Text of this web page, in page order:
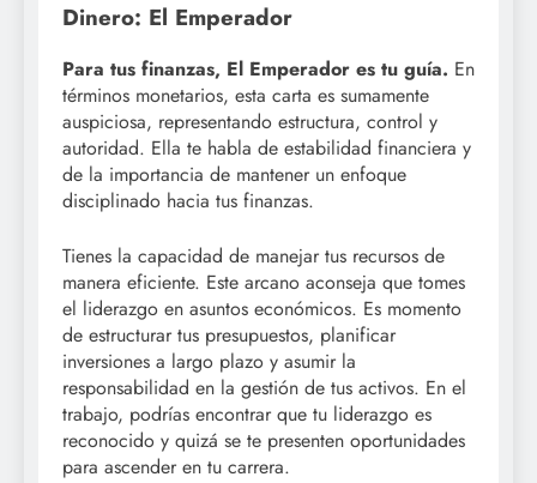
Dinero: El Emperador
Para tus finanzas, El Emperador es tu guía. En
términos monetarios, esta carta es sumamente
auspiciosa, representando estructura, control y
autoridad. Ella te habla de estabilidad financiera y
de la importancia de mantener un enfoque
disciplinado hacia tus finanzas.
Tienes la capacidad de manejar tus recursos de
manera eficiente. Este arcano aconseja que tomes
el liderazgo en asuntos económicos. Es momento
de estructurar tus presupuestos, planificar
inversiones a largo plazo y asumir la
responsabilidad en la gestión de tus activos. En el
trabajo, podrías encontrar que tu liderazgo es
reconocido y quizá se te presenten oportunidades
para ascender en tu carrera.